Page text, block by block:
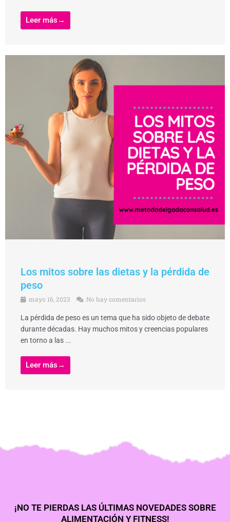
Leer más→
Los mitos sobre las dietas y la pérdida de
peso
mayo 16, 2023 No hay comentarios
La pérdida de peso es un tema que ha sido objeto de debate
durante décadas. Hay muchos mitos y creencias populares
en torno a las ...
Leer más→
¡NO TE PIERDAS LAS ÚLTIMAS NOVEDADES SOBRE
ALIMENTACIÓN Y FITNESS!